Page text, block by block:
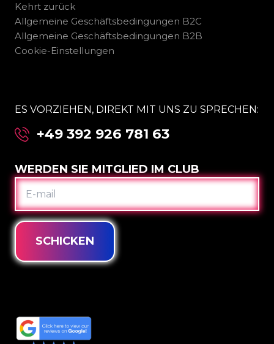
Kehrt zurück
Allgemeine Geschäftsbedingungen B2C
Allgemeine Geschäftsbedingungen B2B
Cookie-Einstellungen
ES VORZIEHEN, DIREKT MIT UNS ZU SPRECHEN:
+49 392 926 781 63
WERDEN SIE MITGLIED IM CLUB
E-
MAIL
SCHICKEN